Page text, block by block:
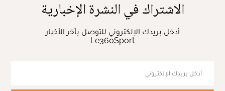
الاشتراك في النشرة الإخبارية
أدخل بريدك الإلكتروني للتوصل بآخر الأخبار
Le360Sport